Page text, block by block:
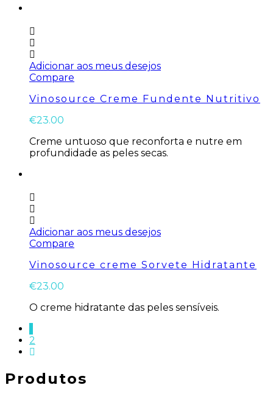
Adicionar aos meus desejos
Compare
Vinosource Creme Fundente Nutritivo
€23.00
Creme untuoso que reconforta e nutre em
profundidade as peles secas.
Adicionar aos meus desejos
Compare
Vinosource creme Sorvete Hidratante
€23.00
O creme hidratante das peles sensíveis.
2
Produtos